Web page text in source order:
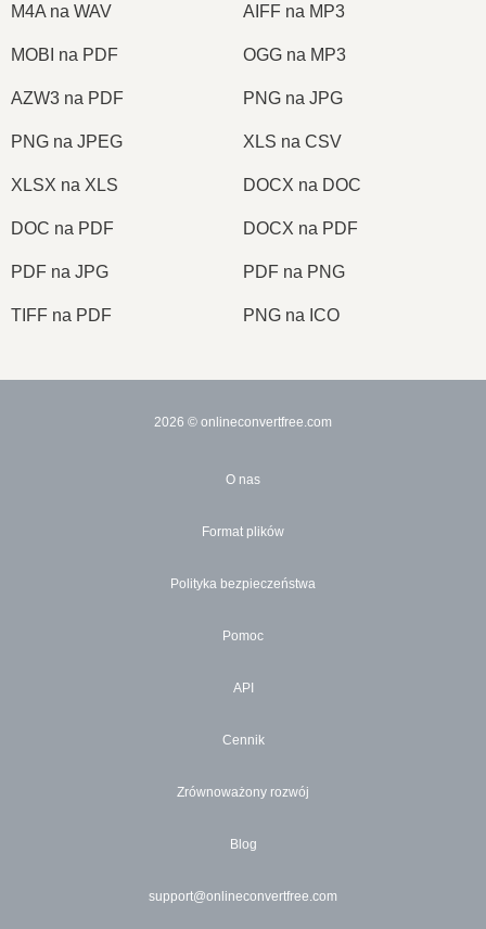
M4A na WAV AIFF na MP3
MOBI na PDF OGG na MP3
AZW3 na PDF PNG na JPG
PNG na JPEG XLS na CSV
XLSX na XLS DOCX na DOC
DOC na PDF DOCX na PDF
PDF na JPG PDF na PNG
TIFF na PDF PNG na ICO
2026 © onlineconvertfree.com
O nas
Format plików
Polityka bezpieczeństwa
Pomoc
API
Cennik
Zrównoważony rozwój
Blog
support@onlineconvertfree.com